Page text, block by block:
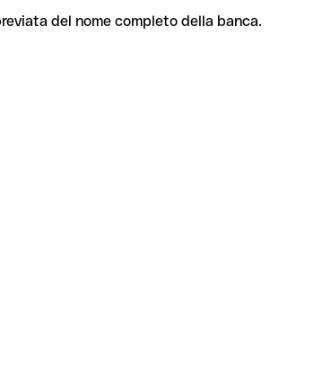
del nome completo della banca.